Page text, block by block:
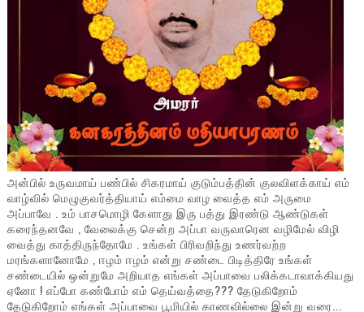
அன்பில் உருவமாய் பண்பில் சிகரமாய் குடும்பத்தின் குலவிளக்காய் எம்
வாழ்வில் மெழுகுவர்த்தியாய் எம்மை வாழ வைத்த எம் அருமை
அப்பாவே . உம் பாசமொழி கேளாது இரு பத்து இரண்டு ஆண்டுகள்
கரைந்தனவே , வேலைக்கு சென்ற அப்பா வருவாரென வழிமேல் விழி
வைத்து காத்திருந்தோமே . உங்கள் பிரிவறிந்து உணர்வற்ற
மரங்களானோமே , ஈழம் ஈழம் என்று சண்டை பிடித்திரே உங்கள்
சண்டையில் ஒன்றுமே அறியாத எங்கள் அப்பாவை பலிக்கடாவாக்கியது
ஏனோ ! எப்போ கண்போம் எம் தெய்வத்தை??? தேடுகிறோம்
தேடுகிறோம் எங்கள் அப்பாவை பூமியில் காணவில்லை இன்று வரை...